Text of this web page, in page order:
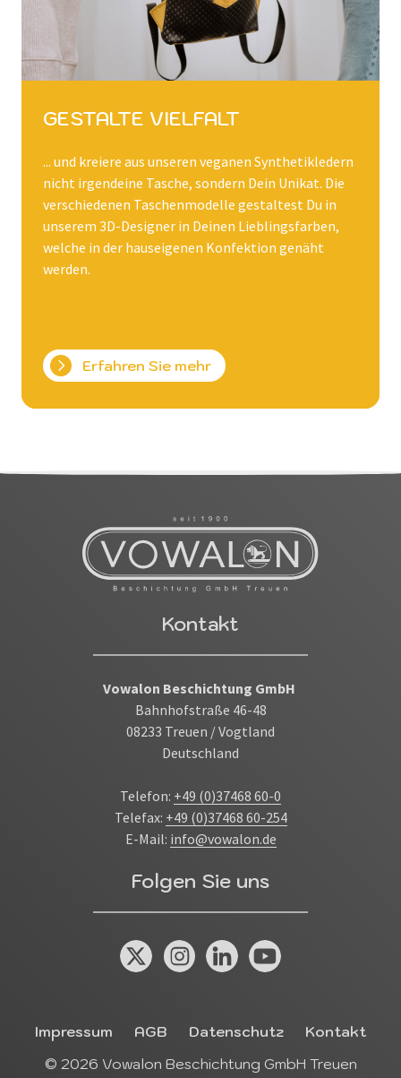
GESTALTE VIELFALT
... und kreiere aus unseren veganen Synthetikledern
nicht irgendeine Tasche, sondern Dein Unikat. Die
verschiedenen Taschenmodelle gestaltest Du in
unserem 3D-Designer in Deinen Lieblingsfarben,
welche in der hauseigenen Konfektion genäht
werden.
Erfahren Sie mehr
Kontakt
Vowalon Beschichtung GmbH
Bahnhofstraße 46-48
08233 Treuen / Vogtland
Deutschland
Telefon: +49 (0)37468 60-0
Telefax: +49 (0)37468 60-254
E-Mail: info@vowalon.de
Folgen Sie uns
X (Twitter)InstagramLinkedin
Das Kleingedruckte
© 2026 Vowalon Beschichtung GmbH Treuen
Impressum AGB Datenschutz Kontakt